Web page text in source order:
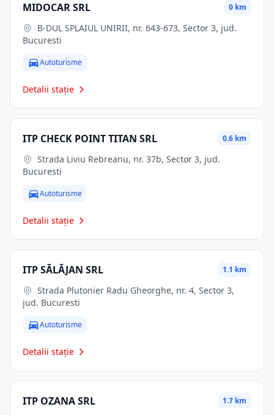
MIDOCAR SRL 0 km
Bucuresti
Autoturisme
Detalii stație
ITP CHECK POINT TITAN SRL 0.6 km
Bucuresti
Autoturisme
Detalii stație
ITP SĂLĂJAN SRL 1.1 km
jud. Bucuresti
Autoturisme
Detalii stație
ITP OZANA SRL 1.7 km